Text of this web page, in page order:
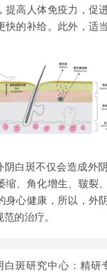
提高人体免疫力，促
快的补给。此外，适
白斑不仅会造成外
缩、角化增生、皲裂
身心健康，所以，外
的治疗。
白斑研究中心：精研